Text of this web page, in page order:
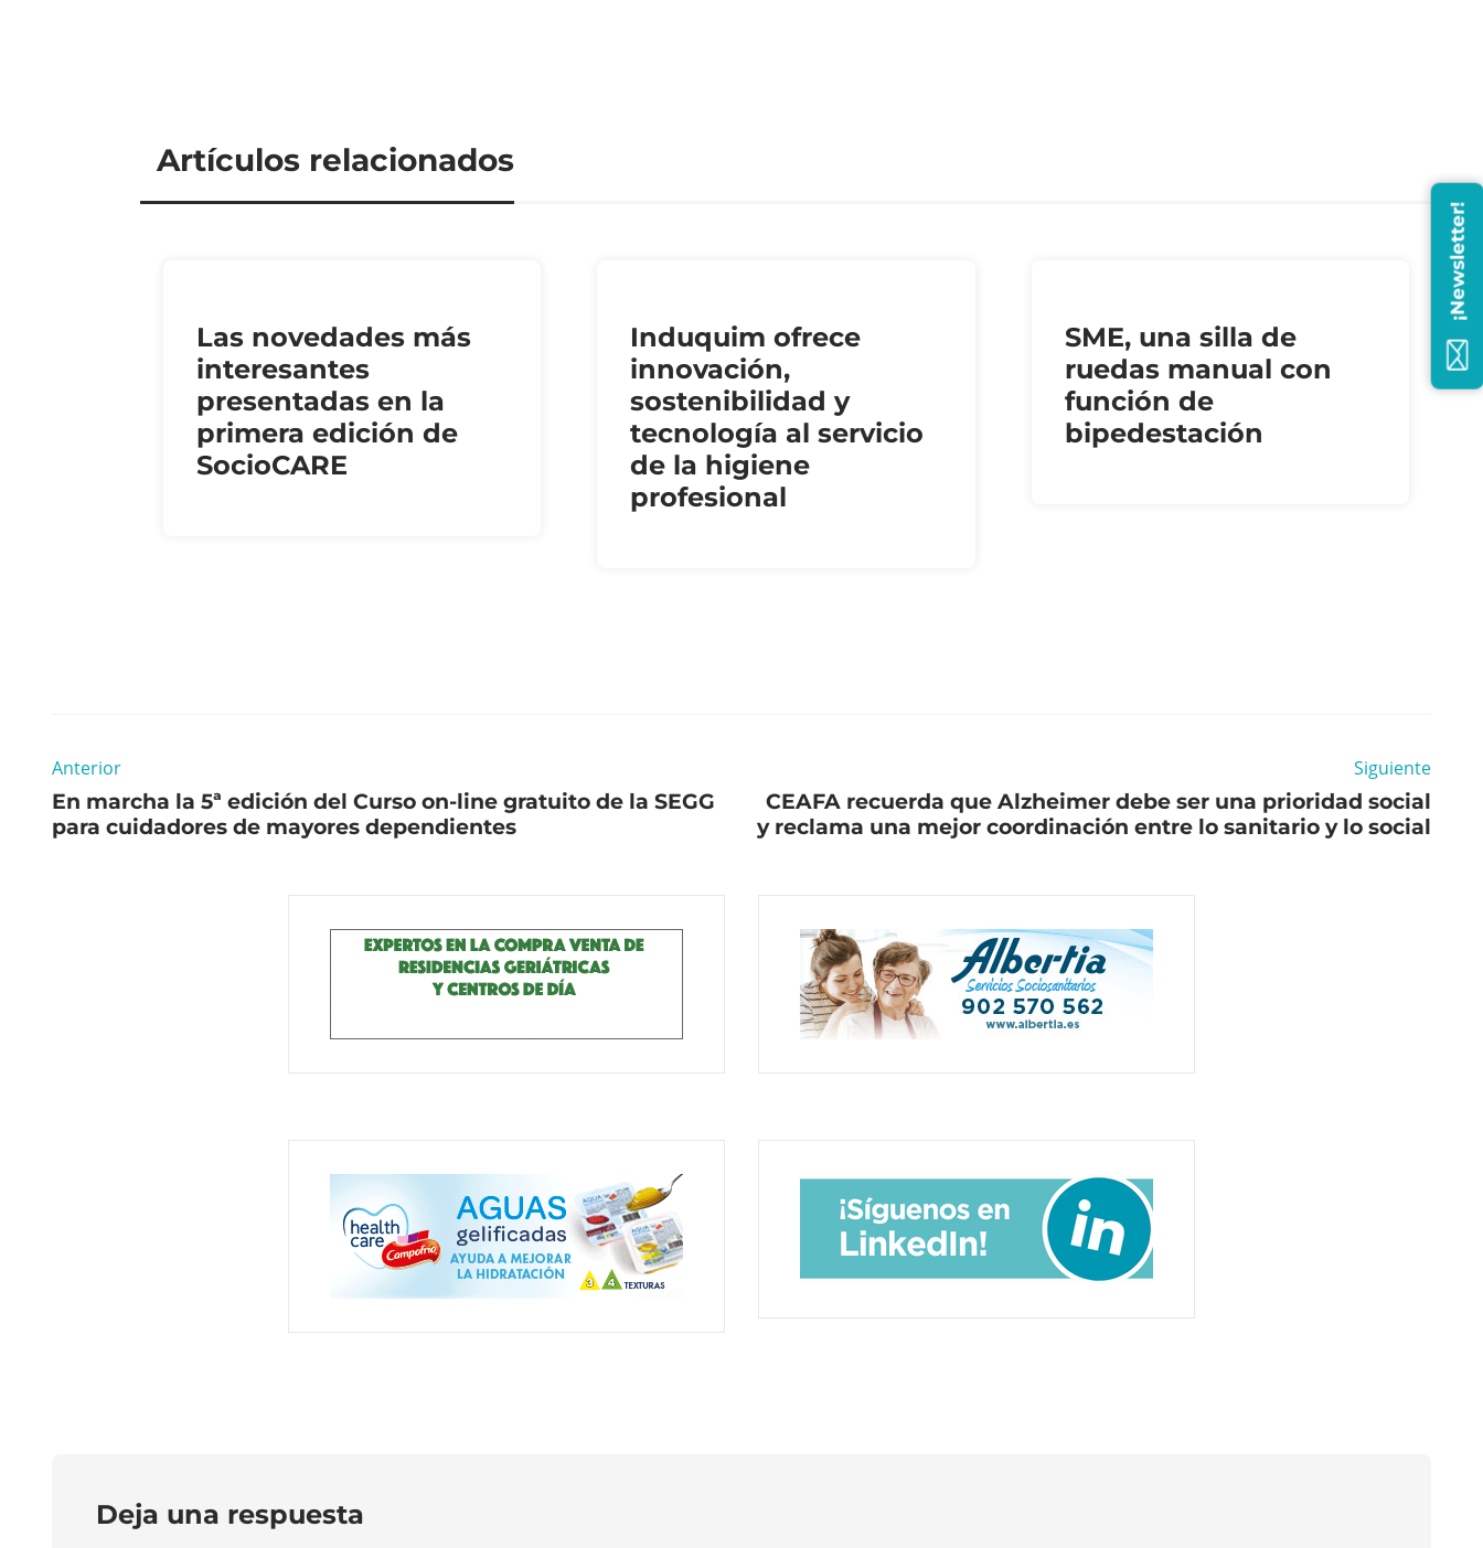
Artículos relacionados
Las novedades más
interesantes
presentadas en la
primera edición de
SocioCARE
Induquim ofrece
innovación,
sostenibilidad y
tecnología al servicio
de la higiene
profesional
SME, una silla de
ruedas manual con
función de
bipedestación
Anterior
En marcha la 5ª edición del Curso on-line gratuito de la SEGG
para cuidadores de mayores dependientes
Siguiente
CEAFA recuerda que Alzheimer debe ser una prioridad social
y reclama una mejor coordinación entre lo sanitario y lo social
Deja una respuesta
¡Newsletter!